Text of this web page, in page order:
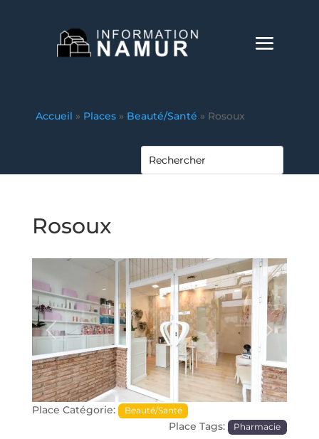
Accueil » Places » Beauté/Santé » Rosoux
Rosoux
Précédente Prochaine
Place Catégorie: Beauté/Santé
Place Tags: Pharmacie